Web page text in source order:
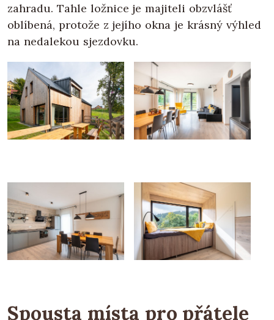
zahradu. Tahle ložnice je majiteli obzvlášť
oblíbená, protože z jejího okna je krásný výhled
na nedalekou sjezdovku.
Spousta místa pro přátele